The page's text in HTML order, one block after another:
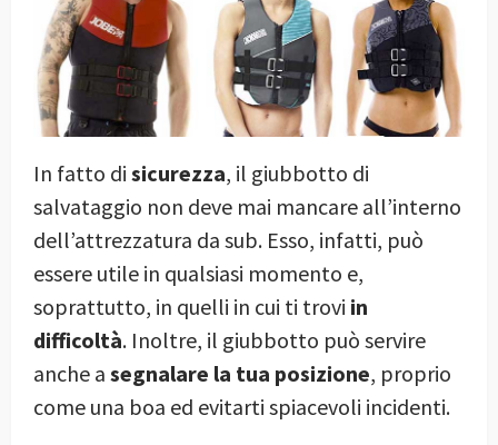
In fatto di sicurezza, il giubbotto di
salvataggio non deve mai mancare all’interno
dell’attrezzatura da sub. Esso, infatti, può
essere utile in qualsiasi momento e,
soprattutto, in quelli in cui ti trovi in
difficoltà. Inoltre, il giubbotto può servire
anche a segnalare la tua posizione, proprio
come una boa ed evitarti spiacevoli incidenti.